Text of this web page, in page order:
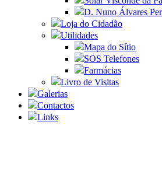
D. Nuno Álvares
Loja do Cidadão
Utilidades
Mapa do Sítio
SOS Telefones
Farmácias
Livro de Visitas
Galerias
Contactos
Links